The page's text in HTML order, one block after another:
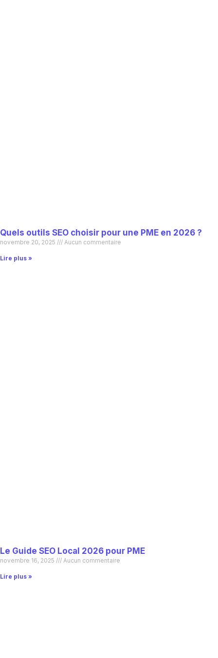
Quels outils SEO choisir pour une PME en 2026 ?
novembre 20, 2025 Aucun commentaire
Lire plus »
Le Guide SEO Local 2026 pour PME
novembre 16, 2025 Aucun commentaire
Lire plus »